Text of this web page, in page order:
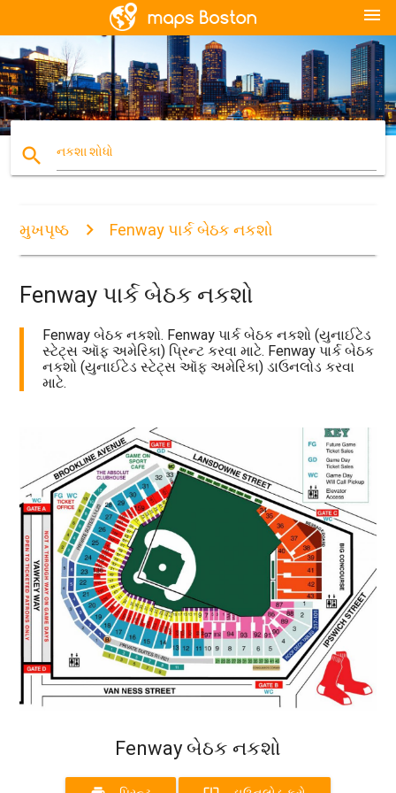
menu
search નકશા શોધો
મુખપૃષ્ઠ Fenway પાર્ક બેઠક નકશો
Fenway પાર્ક બેઠક નકશો
Fenway બેઠક નકશો. Fenway પાર્ક બેઠક નકશો (યુનાઈટેડ
સ્ટેટ્સ ઑફ અમેરિકા) પ્રિન્ટ કરવા માટે. Fenway પાર્ક બેઠક
નકશો (યુનાઈટેડ સ્ટેટ્સ ઑફ અમેરિકા) ડાઉનલોડ કરવા
માટે.
Fenway બેઠક નકશો